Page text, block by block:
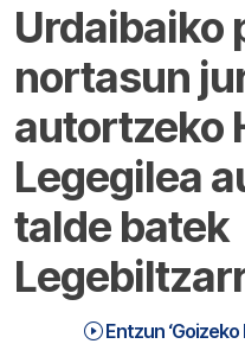
Urdaibaiko
nortasun
autortzeko
Legegilea
talde batek
Entzun